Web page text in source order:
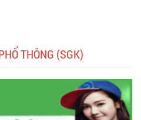
THÔNG (SGK)